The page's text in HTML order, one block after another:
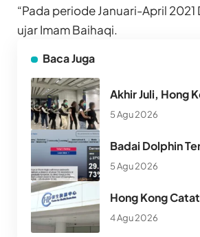
“Pada periode Januari-April
ujar Imam Baihaqi.
Baca Juga
Akhir Juli, Hong
5 Agu 2026
Badai Dolphin
5 Agu 2026
Hong Kong
4 Agu 2026